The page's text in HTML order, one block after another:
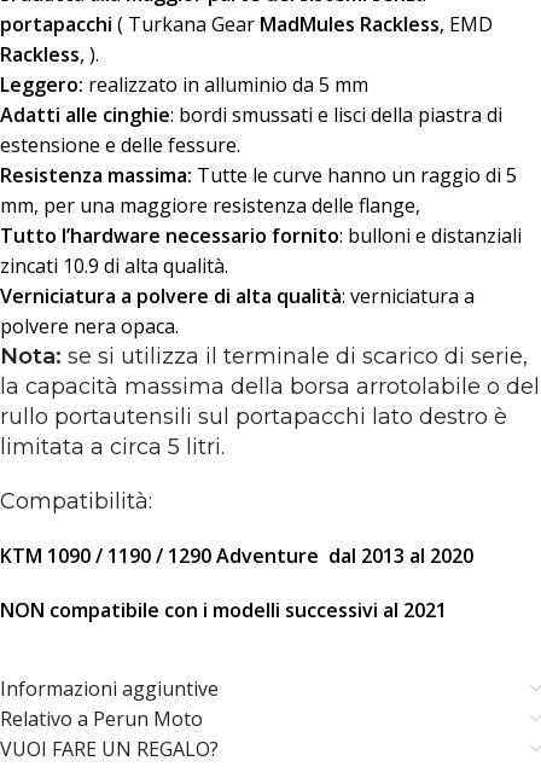
portapacchi ( Turkana Gear MadMules Rackless, EMD
Rackless, ).
Leggero: realizzato in alluminio da 5 mm
Adatti alle cinghie: bordi smussati e lisci della piastra di
estensione e delle fessure.
Resistenza massima: Tutte le curve hanno un raggio di 5
mm, per una maggiore resistenza delle flange,
Tutto l’hardware necessario fornito: bulloni e distanziali
zincati 10.9 di alta qualità.
Verniciatura a polvere di alta qualità: verniciatura a
polvere nera opaca.
Nota: se si utilizza il terminale di scarico di serie,
la capacità massima della borsa arrotolabile o del
rullo portautensili sul portapacchi lato destro è
limitata a circa 5 litri.
Compatibilità:
KTM 1090 / 1190 / 1290 Adventure dal 2013 al 2020
NON compatibile con i modelli successivi al 2021
Informazioni aggiuntive
Relativo a Perun Moto
VUOI FARE UN REGALO?